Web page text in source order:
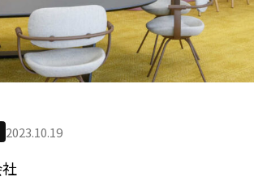
2023.10.19